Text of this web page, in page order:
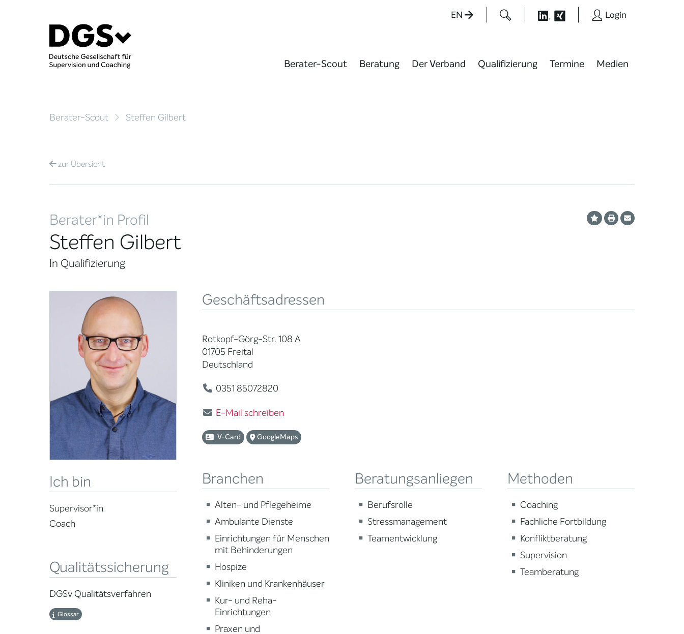
EN Login
Berater-Scout Beratung Der Verband Qualifizierung Termine Medien
Berater-Scout Steffen Gilbert
zurÜbersicht
Berater*in Profil
Steffen Gilbert
In Qualifizierung
Ich bin
Supervisor*in
Coach
Qualitätssicherung
DGSv Qualitätsverfahren
Glossar
Geschäftsadressen
Rotkopf-Görg-Str. 108 A
01705 Freital
Deutschland
0351 85072820
E-Mail schreiben
V-Card GoogleMaps
Branchen
Alten- und Pflegeheime
Ambulante Dienste
Einrichtungen für Menschen
mit Behinderungen
Hospize
Kliniken und Krankenhäuser
Kur- und Reha-
Einrichtungen
Praxen und
Beratungsanliegen
Berufsrolle
Stressmanagement
Teamentwicklung
Methoden
Coaching
Fachliche Fortbildung
Konfliktberatung
Supervision
Teamberatung